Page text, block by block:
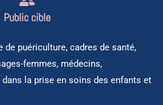
Public cible
de puériculture, cadres de santé,
femmes, médecins,
la prise en soins des enfants et